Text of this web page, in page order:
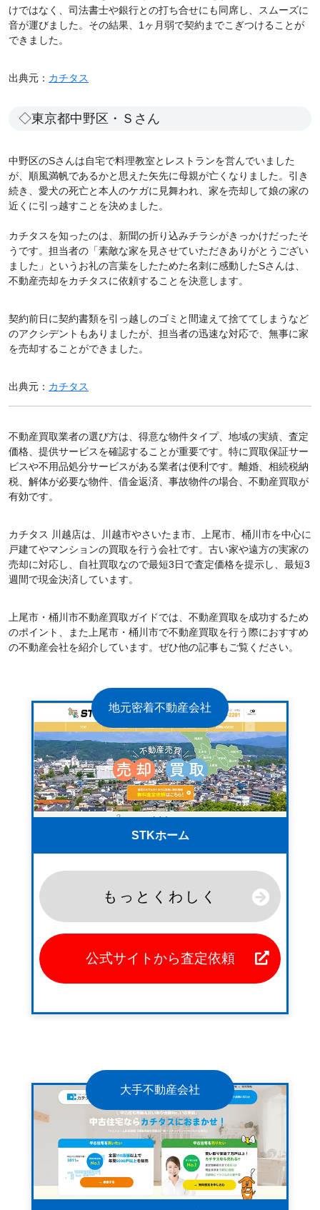
けではなく、司法書士や銀行との打ち合せにも同席し、スムーズに
音が運びました。その結果、1ヶ月弱で契約までこぎつけることが
できました。
出典元： カチタス
◇東京都中野区・Ｓさん
中野区のSさんは自宅で料理教室とレストランを営んでいました
が、順風満帆であるかと思えた矢先に母親が亡くなりました。引き
続き、愛犬の死亡と本人のケガに見舞われ、家を売却して娘の家の
近くに引っ越すことを決めました。
カチタスを知ったのは、新聞の折り込みチラシがきっかけだったそ
うです。担当者の「素敵な家を見させていただきありがとうござい
ました」というお礼の言葉をしたためた名刺に感動したSさんは、
不動産売却をカチタスに依頼することを決意します。
契約前日に契約書類を引っ越しのゴミと間違えて捨ててしまうなど
のアクシデントもありましたが、担当者の迅速な対応で、無事に家
を売却することができました。
出典元： カチタス
不動産買取業者の選び方は、得意な物件タイプ、地域の実績、査定
価格、提供サービスを確認することが重要です。特に買取保証サー
ビスや不用品処分サービスがある業者は便利です。離婚、相続税納
税、解体が必要な物件、借金返済、事故物件の場合、不動産買取が
有効です。
カチタス 川越店は、川越市やさいたま市、上尾市、桶川市を中心に
戸建てやマンションの買取を行う会社です。古い家や遠方の実家の
売却に対応し、自社買取なので最短3日で査定価格を提示し、最短3
週間で現金決済しています。
上尾市・桶川市不動産買取ガイドでは、不動産買取を成功するため
のポイント、また上尾市・桶川市で不動産買取を行う際におすすめ
の不動産会社を紹介しています。ぜひ他の記事もご覧ください。
地元密着不動産会社
STKホーム
もっとくわしく
公式サイトから査定依頼
大手不動産会社